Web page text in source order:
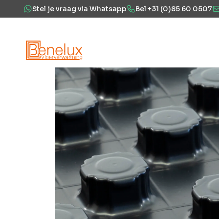
Stel je vraag via Whatsapp Bel +31 (0)85 60 0507
Hoe werkt het?Vloerverwarming ProjectenOver ons